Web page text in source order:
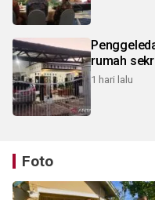
rumah
1 hari lalu
Foto